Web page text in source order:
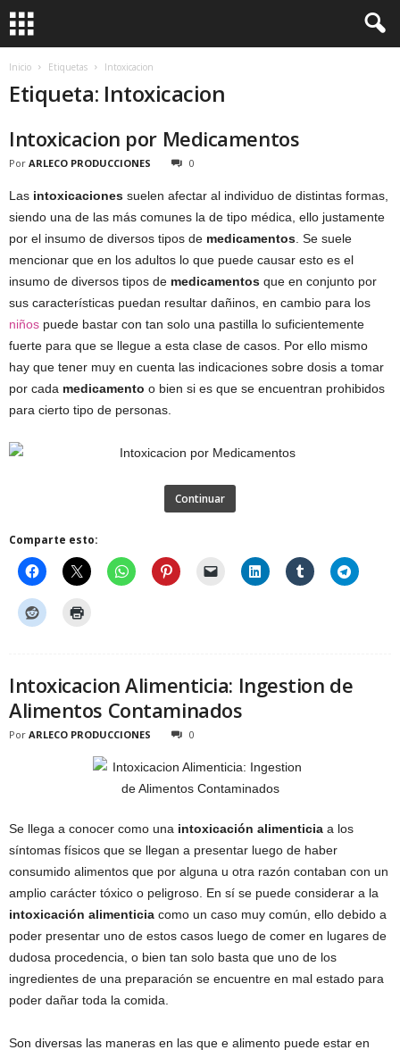
Inicio Etiquetas Intoxicacion
Etiqueta: Intoxicacion
Intoxicacion por Medicamentos
Por ARLECO PRODUCCIONES 0
Las intoxicaciones suelen afectar al individuo de distintas formas,
siendo una de las más comunes la de tipo médica, ello justamente
por el insumo de diversos tipos de medicamentos . Se suele
mencionar que en los adultos lo que puede causar esto es el
insumo de diversos tipos de medicamentos que en conjunto por
sus características puedan resultar dañinos, en cambio para los
niños puede bastar con tan solo una pastilla lo suficientemente
fuerte para que se llegue a esta clase de casos. Por ello mismo
hay que tener muy en cuenta las indicaciones sobre dosis a tomar
por cada medicamento o bien si es que se encuentran prohibidos
para cierto tipo de personas.
Continuar
Comparte esto:
Intoxicacion Alimenticia: Ingestion de
Alimentos Contaminados
Por ARLECO PRODUCCIONES 0
Se llega a conocer como una intoxicación alimenticia a los
síntomas físicos que se llegan a presentar luego de haber
consumido alimentos que por alguna u otra razón contaban con un
amplio carácter tóxico o peligroso. En sí se puede considerar a la
intoxicación alimenticia como un caso muy común, ello debido a
poder presentar uno de estos casos luego de comer en lugares de
dudosa procedencia, o bien tan solo basta que uno de los
ingredientes de una preparación se encuentre en mal estado para
poder dañar toda la comida.
Son diversas las maneras en las que e alimento puede estar en